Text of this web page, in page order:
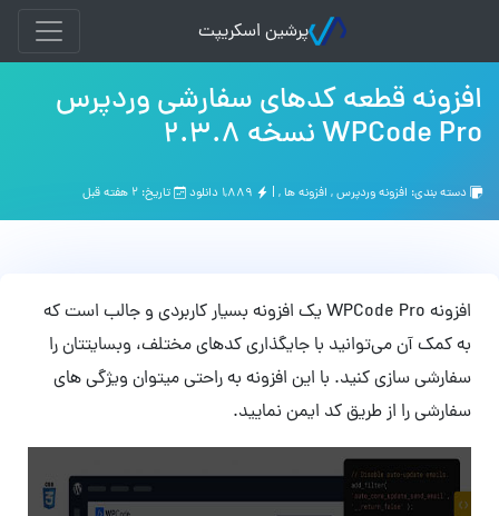
پرشین اسکریپت
افزونه قطعه کدهای سفارشی وردپرس
WPCode Pro نسخه 2.3.8
دسته بندی: افزونه وردپرس, افزونه ها, | تاریخ: ۲ هفته قبل
افزونه WPCode Pro یک افزونه بسیار کاربردی و جالب است که
به کمک آن می‌توانید با جایگذاری کدهای مختلف، وبسایتتان را
سفارشی سازی کنید. با این افزونه به راحتی میتوان ویژگی های
سفارشی را از طریق کد ایمن نمایید.